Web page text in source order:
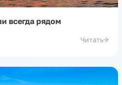
всегда рядом
Читать